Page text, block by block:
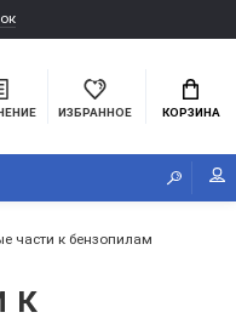
ИЗБРАННОЕ КОРЗИНА
части к бензопилам
к